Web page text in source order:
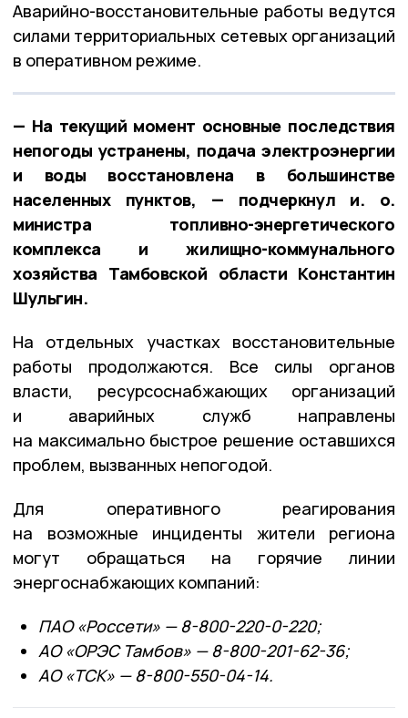
Аварийно-восстановительные работы ведутся
силами территориальных сетевых организаций
в оперативном режиме.
— На текущий момент основные последствия
непогоды устранены, подача электроэнергии
и воды восстановлена в большинстве
населенных пунктов, — подчеркнул и. о.
министра топливно-энергетического
комплекса и жилищно-коммунального
хозяйства Тамбовской области Константин
Шульгин.
На отдельных участках восстановительные
работы продолжаются. Все силы органов
власти, ресурсоснабжающих организаций
и аварийных служб направлены
на максимально быстрое решение оставшихся
проблем, вызванных непогодой.
Для оперативного реагирования
на возможные инциденты жители региона
могут обращаться на горячие линии
энергоснабжающих компаний:
ПАО «Россети» — 8-800-220-0-220;
АО «ОРЭС Тамбов» — 8-800-201-62-36;
АО «ТСК» — 8-800-550-04-14.